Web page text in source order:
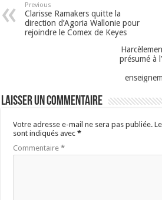
Previous
Clarisse Ramakers quitte la
direction d’Agoria Wallonie pour
rejoindre le Comex de Keyes
présumé à
Laisser un commentaire
Votre adresse e-mail ne sera pas publiée.
sont indiqués avec*
Commentaire*